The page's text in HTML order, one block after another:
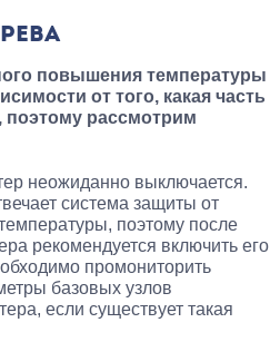
повышения температуры
от того, какая часть
поэтому рассмотрим
неожиданно выключается.
система защиты от
поэтому после
рекомендуется включить его
промониторить
базовых узлов
если существует такая